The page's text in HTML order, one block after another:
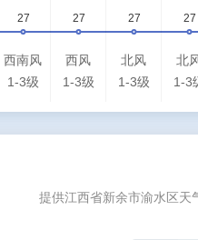
西南风
1-3级
西风
1-3级
北风
1-3级
北
1-3
提供江西省新余市渝水区天